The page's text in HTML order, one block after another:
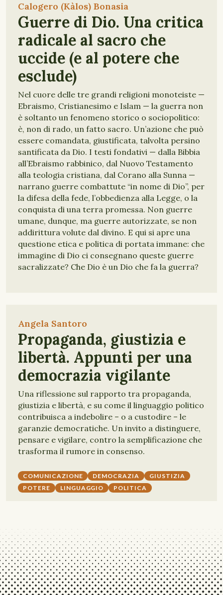
Calogero (Kàlos) Bonasia
Guerre di Dio. Una critica
radicale al sacro che
uccide (e al potere che
esclude)
Nel cuore delle tre grandi religioni monoteiste —
Ebraismo, Cristianesimo e Islam — la guerra non
è soltanto un fenomeno storico o sociopolitico:
è, non di rado, un fatto sacro. Un’azione che può
essere comandata, giustificata, talvolta persino
santificata da Dio. I testi fondativi — dalla Bibbia
all’Ebraismo rabbinico, dal Nuovo Testamento
alla teologia cristiana, dal Corano alla Sunna —
narrano guerre combattute “in nome di Dio”, per
la difesa della fede, l’obbedienza alla Legge, o la
conquista di una terra promessa. Non guerre
umane, dunque, ma guerre autorizzate, se non
addirittura volute dal divino. E qui si apre una
questione etica e politica di portata immane: che
immagine di Dio ci consegnano queste guerre
sacralizzate? Che Dio è un Dio che fa la guerra?
Angela Santoro
Propaganda, giustizia e
libertà. Appunti per una
democrazia vigilante
Una riflessione sul rapporto tra propaganda,
giustizia e libertà, e su come il linguaggio politico
contribuisca a indebolire – o a custodire – le
garanzie democratiche. Un invito a distinguere,
pensare e vigilare, contro la semplificazione che
trasforma il rumore in consenso.
COMUNICAZIONE DEMOCRAZIA
GIUSTIZIA
POTERE
LINGUAGGIO POLITICA